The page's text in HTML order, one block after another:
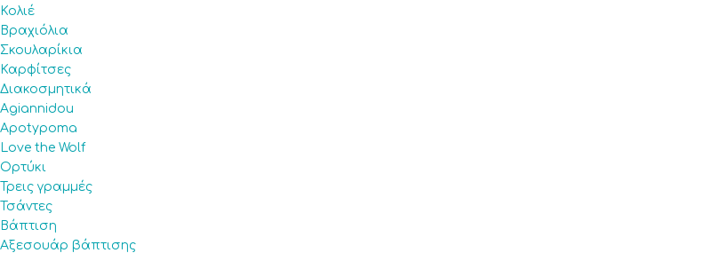
Κολιέ
Βραχιόλια
Σκουλαρίκια
Καρφίτσες
Διακοσμητικά
Agiannidou
Apotypoma
Love the Wolf
Ορτύκι
Τρεις γραμμές
Τσάντες
Βάπτιση
Αξεσουάρ βάπτισης